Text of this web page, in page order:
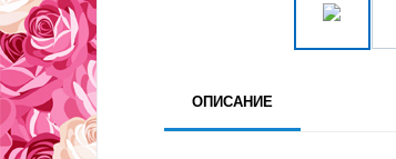
ОПИСАНИЕ